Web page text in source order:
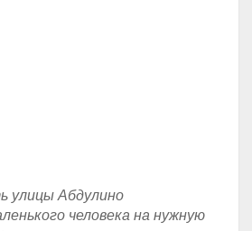
улицы Абдулино
человека на нужную